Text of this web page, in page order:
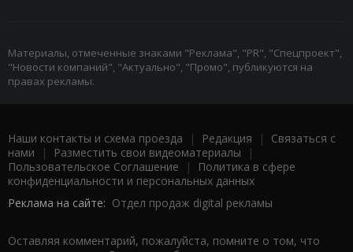
Материалы, отмеченные знаками "Реклама", "PR", "Спецпроект",
"Новости компаний", "Актуально", "Промо", публикуются на
правах рекламы.
Наши контакты и схема проезда | Редакция | Связаться с
нами | Разместить свои видеоматериалы |
Пользовательское Соглашение |
Политика в сфере
конфиденциальности и персональных данных
Реклама на сайте: Отдел продаж digital рекламы
Оставляя комментарий, пожалуйста, помните о том, что